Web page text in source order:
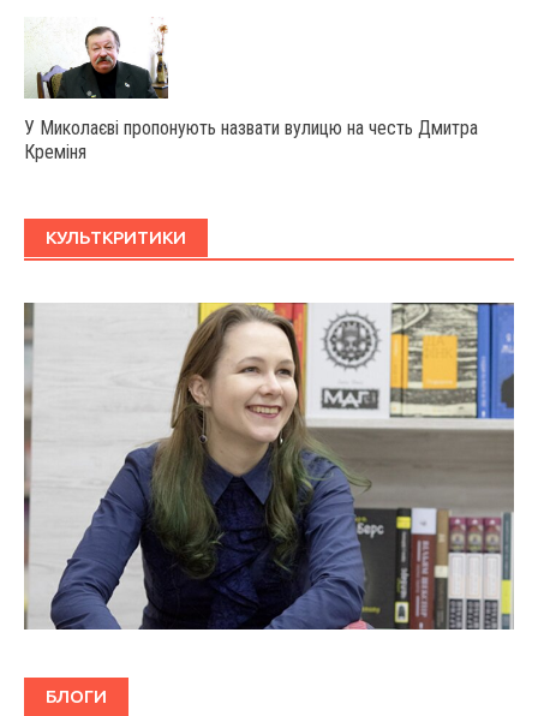
У Миколаєві пропонують назвати вулицю на честь Дмитра
Креміня
КУЛЬТКРИТИКИ
БЛОГИ